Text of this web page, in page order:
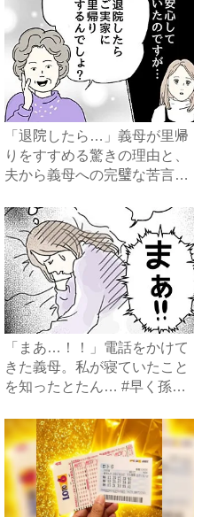
「退院したら…」義母が里帰
りをすすめる驚きの理由と、
夫から義母への完璧な苦言
「まあ…！！」電話をかけて
きた義母。私が寝ていたこと
を知ったとたん… #早く孫